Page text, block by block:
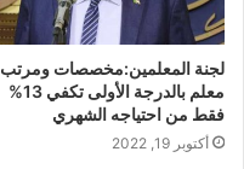
لجنة المعلمين:مخصصات ومرتب
معلم بالدرجة الأولى تكفي 13%
فقط من احتياجه الشهري
أكتوبر 19, 2022